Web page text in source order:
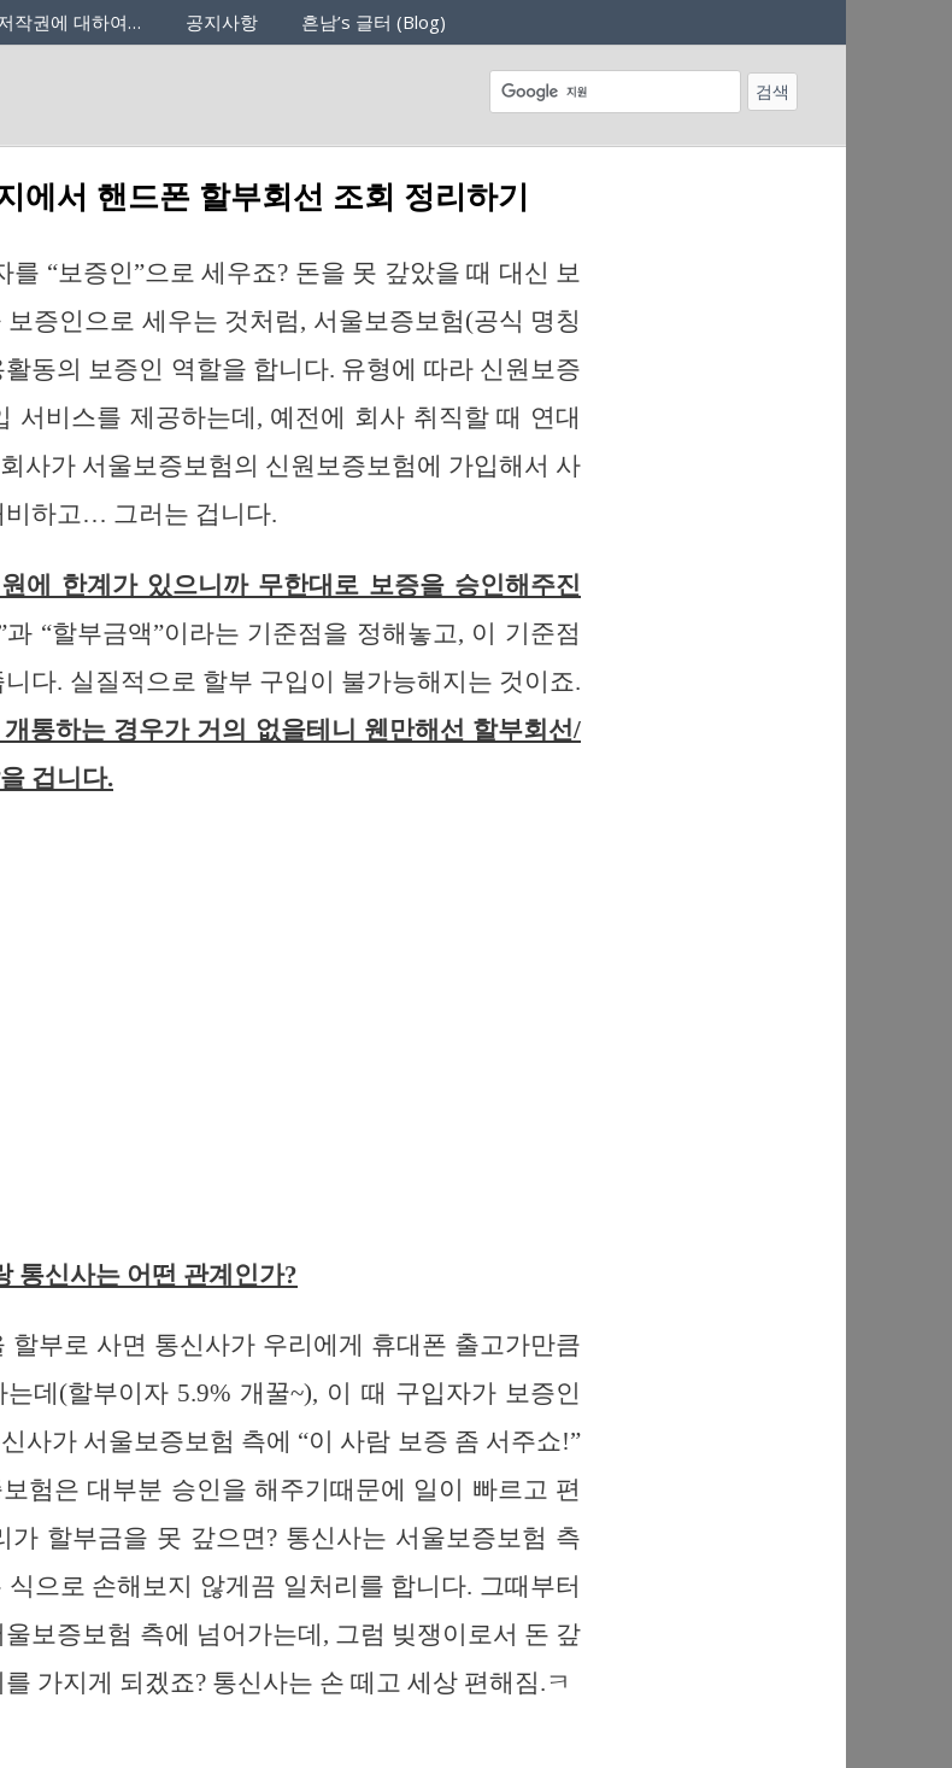
작권에 대하여… 공지사항 흔남’s 글터 (Blog)
에서 핸드폰 할부회선 조회 정리하기
“보증인”으로 세우죠? 돈을 못 갚았을 때 대신 보
증인으로 세우는 것처럼, 서울보증보험(공식 명칭
동의 보증인 역할을 합니다. 유형에 따라 신원보증
서비스를 제공하는데, 예전에 회사 취직할 때 연대
사가 서울보증보험의 신원보증보험에 가입해서 사
비하고… 그러는 겁니다.
에 한계가 있으니까 무한대로 보증을 승인해주진
과 “할부금액”이라는 기준점을 정해놓고, 이 기준점
다. 실질적으로 할부 구입이 불가능해지는 것이죠.
통하는 경우가 거의 없을테니 웬만해선 할부회선/
겁니다.
통신사는 어떤 관계인가?
할부로 사면 통신사가 우리에게 휴대폰 출고가만큼
데(할부이자 5.9% 개꿀~), 이 때 구입자가 보증인
사가 서울보증보험 측에 “이 사람 보증 좀 서주쇼!”
험은 대부분 승인을 해주기때문에 일이 빠르고 편
가 할부금을 못 갚으면? 통신사는 서울보증보험 측
으로 손해보지 않게끔 일처리를 합니다. 그때부터
보증보험 측에 넘어가는데, 그럼 빚쟁이로서 돈 갚
가지게 되겠죠? 통신사는 손 떼고 세상 편해짐.ㅋ